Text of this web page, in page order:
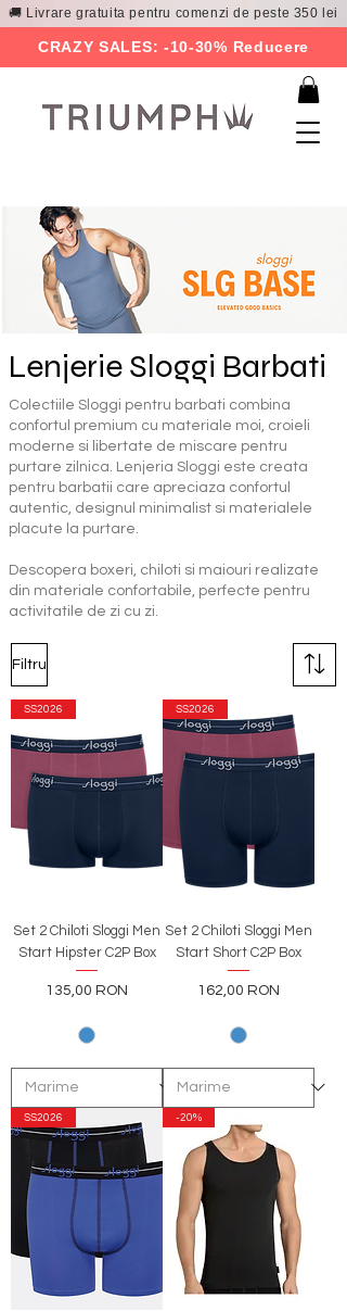
🚚 Livrare gratuita pentru comenzi de peste 350 lei
CRAZY SALES: -10-30% Reducere
Lenjerie Sloggi Barbati
Colectiile Sloggi pentru barbati combina
confortul premium cu materiale moi, croieli
moderne si libertate de miscare pentru
purtare zilnica. Lenjeria Sloggi este creata
pentru barbatii care apreciaza confortul
autentic, designul minimalist si materialele
placute la purtare.
Descopera boxeri, chiloti si maiouri realizate
din materiale confortabile, perfecte pentru
activitatile de zi cu zi.
Filtru
SS2026
Set 2 Chiloti Sloggi Men
Start Hipster C2P Box
Preț
135,00 RON
SS2026
Set 2 Chiloti Sloggi Men
Start Short C2P Box
Preț
162,00 RON
SS2026 -20%